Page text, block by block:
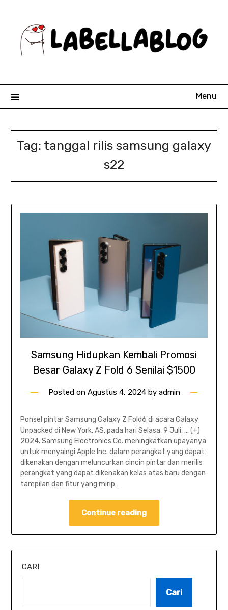
content
Menu
Tag: tanggal rilis samsung galaxy
s22
Samsung Hidupkan Kembali Promosi
Besar Galaxy Z Fold 6 Senilai $1500
Posted on Agustus 4, 2024by admin
Ponsel pintar Samsung Galaxy Z Fold6 di acara Galaxy
Unpacked di New York, AS, pada hari Selasa, 9 Juli, … (+)
2024. Samsung Electronics Co. meningkatkan upayanya
untuk menyaingi Apple Inc. dalam perangkat yang dapat
dikenakan dengan meluncurkan cincin pintar dan merilis
perangkat yang dapat dikenakan kelas atas baru dengan
tampilan dan fitur yang mirip…
Continue reading
CARI
Cari